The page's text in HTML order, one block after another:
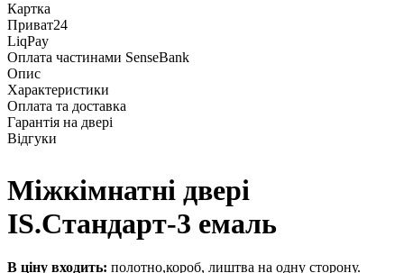
Картка
Приват24
LiqPay
Оплата частинами SenseBank
Опис
Характеристики
Оплата та доставка
Гарантія на двері
Відгуки
Міжкімнатні двері
IS.Стандарт-3 емаль
В ціну входить: полотно,короб, лиштва на одну сторону.